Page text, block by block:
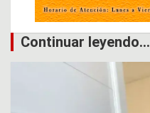
Continuar leyendo...